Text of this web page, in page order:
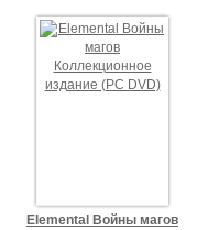
Elemental Войны магов